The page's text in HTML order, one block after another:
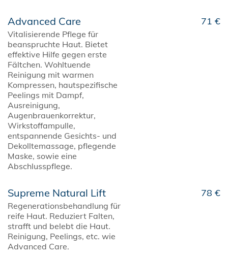
Advanced Care 71 €
Vitalisierende Pflege für
beanspruchte Haut. Bietet
effektive Hilfe gegen erste
Fältchen. Wohltuende
Reinigung mit warmen
Kompressen, hautspezifische
Peelings mit Dampf,
Ausreinigung,
Augenbrauenkorrektur,
Wirkstoffampulle,
entspannende Gesichts- und
Dekolltemassage, pflegende
Maske, sowie eine
Abschlusspflege.
Supreme Natural Lift 78 €
Regenerationsbehandlung für
reife Haut. Reduziert Falten,
strafft und belebt die Haut.
Reinigung, Peelings, etc. wie
Advanced Care.